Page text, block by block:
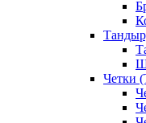
Четки